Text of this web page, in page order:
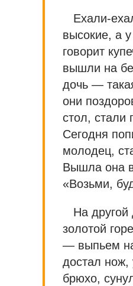
Ехали-
высокие, а
говорит
вышли на
дочь —
они
стол, стали
Сегодня
молодец,
Вышла она в
«Возьми,
На другой
золотой
— выпьем
достал
брюхо,